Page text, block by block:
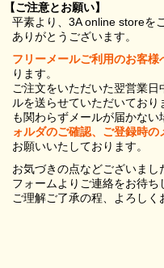
【ご注意とお願い】
平素より、3A online storeを
ありがとうございます。
フリーメールご利用のお客様
ります。
ご注文をいただいた翌営業
ルを送らせていただいてお
も関わらずメールが届かない
ォルダのご確認、ご登録時
お願いいたしております。
お気づきの点などございま
フォームよりご連絡をお待ち
ご理解ご了承の程、よろし